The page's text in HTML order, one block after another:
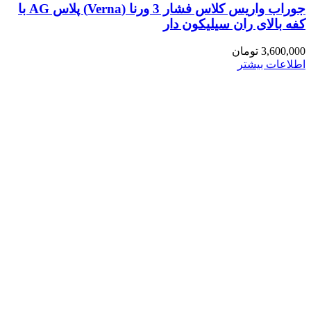
جوراب واریس کلاس فشار 3 ورنا (Verna) پلاس AG با
کفه بالای ران سیلیکون دار
3,600,000 تومان
اطلاعات بیشتر